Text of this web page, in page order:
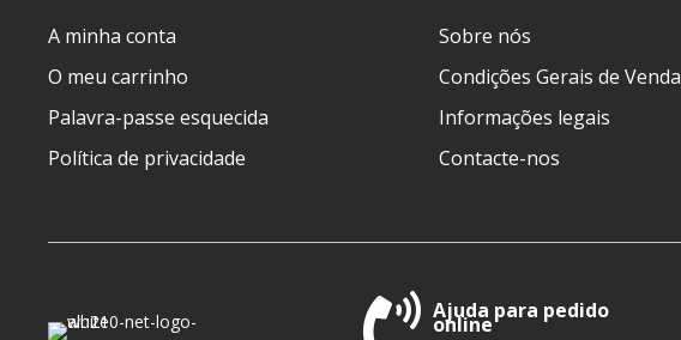
A minha conta
O meu carrinho
Palavra-passe esquecida
Política de privacidade
Sobre nós
Condições Gerais de Venda
Informações legais
Contacte-nos
Ajuda para pedido
online